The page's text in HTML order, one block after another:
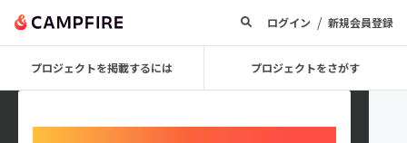
ログイン / 新規会員登録
プロジェクトを掲載するには プロジェクトをさがす